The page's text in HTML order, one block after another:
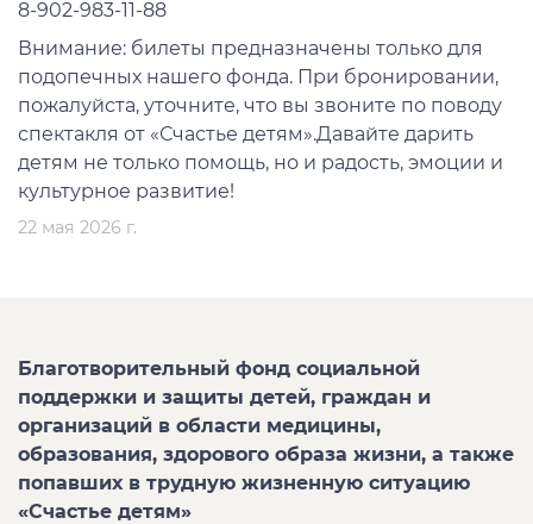
8-902-983-11-88
Внимание: билеты предназначены только для
подопечных нашего фонда. При бронировании,
пожалуйста, уточните, что вы звоните по поводу
спектакля от «Счастье детям».Давайте дарить
детям не только помощь, но и радость, эмоции и
культурное развитие!
22 мая 2026 г.
Благотворительный фонд социальной
поддержки и защиты детей, граждан и
организаций в области медицины,
образования, здорового образа жизни, а также
попавших в трудную жизненную ситуацию
«Счастье детям»